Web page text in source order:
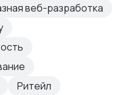
веб-разработка
Ритейл